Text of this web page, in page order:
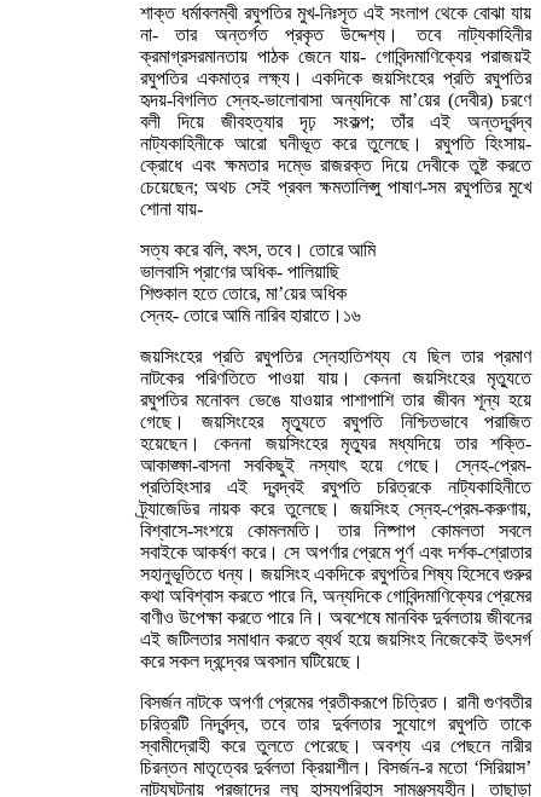
শাক্ত ধর্মাবলম্বী রঘুপতির মুখ-নিঃসৃত এই সংলাপ থেকে বোঝা যায়
না- তার অন্তর্গত প্রকৃত উদ্দেশ্য। তবে নাট্যকাহিনীর
ক্রমাগ্রসরমানতায় পাঠক জেনে যায়- গোবিন্দমাণিক্যের পরাজয়ই
রঘুপতির একমাত্র লক্ষ্য। একদিকে জয়সিংহের প্রতি রঘুপতির
হৃদয়-বিগলিত স্নেহ-ভালোবাসা অন্যদিকে মা’য়ের (দেবীর) চরণে
বলী দিয়ে জীবহত্যার দৃঢ় সংকল্প; তাঁর এই অন্তর্দ্বন্দ্ব
নাট্যকাহিনীকে আরো ঘনীভূত করে তুলেছে। রঘুপতি হিংসায়-
ক্রোধে এবং ক্ষমতার দম্ভে রাজরক্ত দিয়ে দেবীকে তুষ্ট করতে
চেয়েছেন; অথচ সেই প্রবল ক্ষমতালিপ্সু পাষাণ-সম রঘুপতির মুখে
শোনা যায়-
সত্য করে বলি, বৎস, তবে। তোরে আমি
ভালবাসি প্রাণের অধিক- পালিয়াছি
শিশুকাল হতে তোরে, মা’য়ের অধিক
স্নেহ- তোরে আমি নারিব হারাতে।১৬
জয়সিংহের প্রতি রঘুপতির স্নেহাতিশয্য যে ছিল তার প্রমাণ
নাটকের পরিণতিতে পাওয়া যায়। কেননা জয়সিংহের মৃত্যুতে
রঘুপতির মনোবল ভেঙে যাওয়ার পাশাপাশি তার জীবন শূন্য হয়ে
গেছে। জয়সিংহের মৃত্যুতে রঘুপতি নিশ্চিতভাবে পরাজিত
হয়েছেন। কেননা জয়সিংহের মৃত্যুর মধ্যদিয়ে তার শক্তি-
আকাঙ্ক্ষা-বাসনা সবকিছুই নস্যাৎ হয়ে গেছে। স্নেহ-প্রেম-
প্রতিহিংসার এই দ্বন্দ্বই রঘুপতি চরিত্রকে নাট্যকাহিনীতে
ট্র্যাজেডির নায়ক করে তুলেছে। জয়সিংহ স্নেহ-প্রেম-করুণায়,
বিশ্বাসে-সংশয়ে কোমলমতি। তার নিষ্পাপ কোমলতা সবলে
সবাইকে আকর্ষণ করে। সে অপর্ণার প্রেমে পূর্ণ এবং দর্শক-শ্রোতার
সহানুভূতিতে ধন্য। জয়সিংহ একদিকে রঘুপতির শিষ্য হিসেবে গুরুর
কথা অবিশ্বাস করতে পারে নি, অন্যদিকে গোবিন্দমাণিক্যের প্রেমের
বাণীও উপেক্ষা করতে পারে নি। অবশেষে মানবিক দুর্বলতায় জীবনের
এই জটিলতার সমাধান করতে ব্যর্থ হয়ে জয়সিংহ নিজেকেই উৎসর্গ
করে সকল দ্বন্দ্বের অবসান ঘটিয়েছে।
বিসর্জন নাটকে অপর্ণা প্রেমের প্রতীকরূপে চিত্রিত। রানী গুণবতীর
চরিত্রটি নির্দ্বন্দ্ব, তবে তার দুর্বলতার সুযোগে রঘুপতি তাকে
স্বামীদ্রোহী করে তুলতে পেরেছে। অবশ্য এর পেছনে নারীর
চিরন্তন মাতৃত্বের দুর্বলতা ক্রিয়াশীল। বিসর্জন-র মতো ‘সিরিয়াস’
নাট্যঘটনায় প্রজাদের লঘু হাস্যপরিহাস সামঞ্জস্যহীন। তাছাড়া